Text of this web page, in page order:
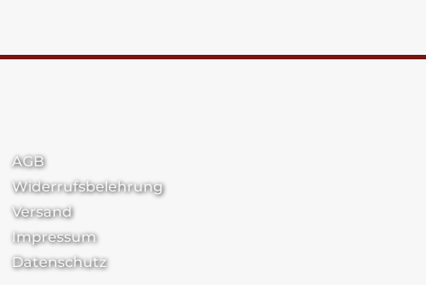
AGB
Widerrufsbelehrung
Versand
Impressum
Datenschutz